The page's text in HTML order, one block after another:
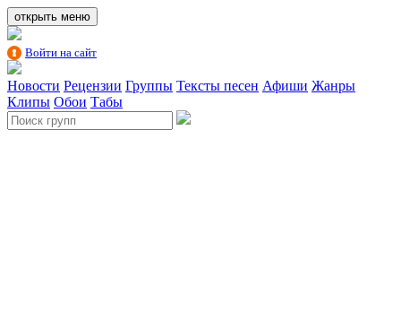
открыть меню
Войти на сайт
Новости Рецензии Группы Тексты песен Афиши Жанры
Клипы Обои Табы